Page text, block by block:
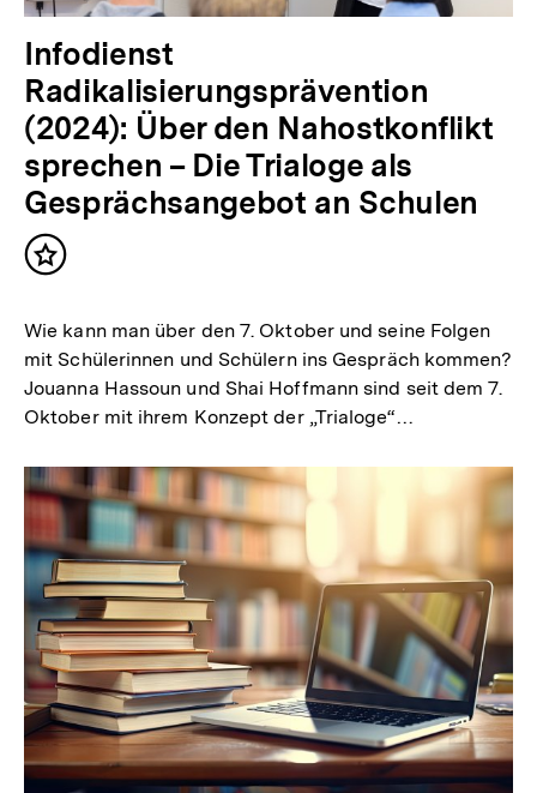
Infodienst
Radikalisierungsprävention
(2024): Über den Nahostkonflikt
sprechen – Die Trialoge als
Gesprächsangebot an Schulen
Inhalt
Wie kann man über den 7. Oktober und seine Folgen
mit Schülerinnen und Schülern ins Gespräch kommen?
Jouanna Hassoun und Shai Hoffmann sind seit dem 7.
Oktober mit ihrem Konzept der „Trialoge“…